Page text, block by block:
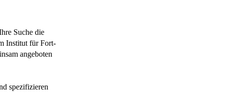
Suche die
Institut für Fort-
angeboten
spezifizieren